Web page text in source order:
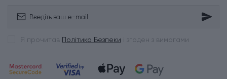
Я прочитав Політика Безпеки і згоден з вимогами